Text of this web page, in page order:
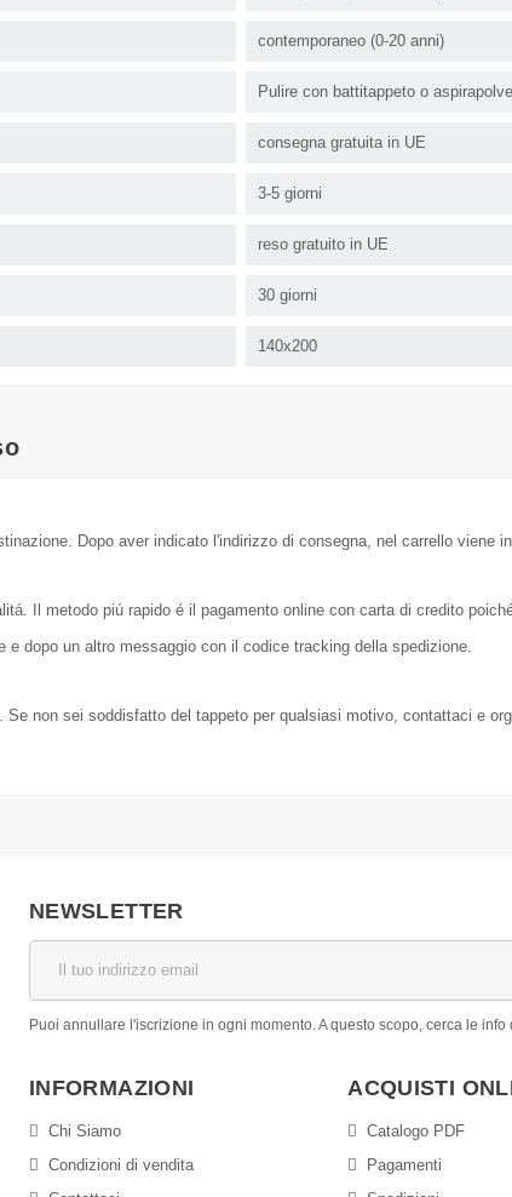
contemporaneo (0-20 anni)
Pulire con battitappeto o
consegna gratuita in UE
3-5 giorni
reso gratuito in UE
30 giorni
140x200
Dopo aver indicato l'indirizzo di consegna, nel carrello viene
Il metodo piú rapido é il pagamento online con carta di credito
dopo un altro messaggio con il codice tracking della spedizione.
non sei soddisfatto del tappeto per qualsiasi motivo, contattaci e
NEWSLETTER
Puoi annullare l'iscrizione in ogni momento. A questo scopo, cerca le info
INFORMAZIONI
Chi Siamo
Condizioni di vendita
ACQUISTI
Catalogo PDF
Pagamenti